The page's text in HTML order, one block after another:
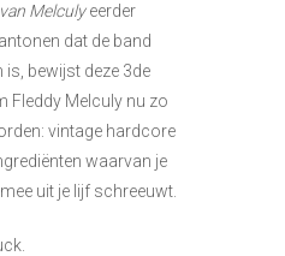
Melculyeerder
dat de band
is, bewijst deze 3de
Melculy nu zo
vintage hardcore
waarvan je
uit je lijf schreeuwt.